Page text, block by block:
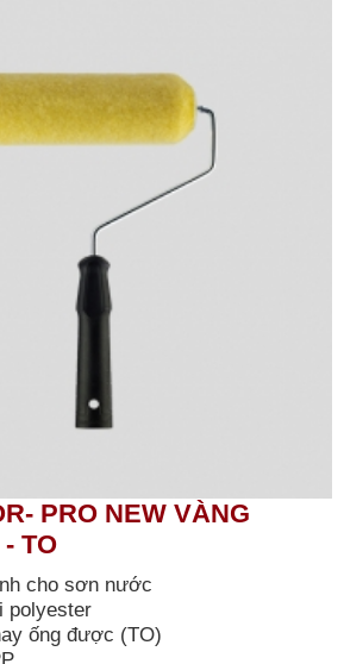
PRO NEW VÀNG
TO
cho sơn nước
polyester
ống được (TO)